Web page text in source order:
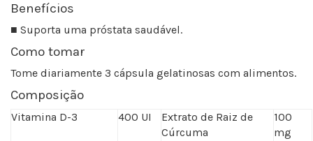
Benefícios
■ Suporta uma próstata saudável.
Como tomar
Tome diariamente 3 cápsula gelatinosas com alimentos.
Composição
Vitamina D-3 400 UI
Extrato de Raiz de
Cúrcuma
100
mg